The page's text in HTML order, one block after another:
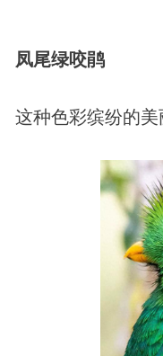
凤尾绿咬鹃
这种色彩缤纷的美